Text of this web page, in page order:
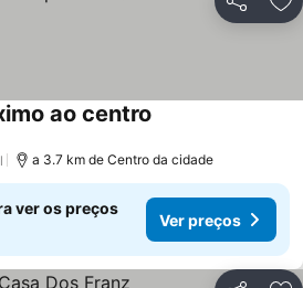
Partilhar
ao centro
a 3.7 km de Centro da cidade
ver os preços
Ver preços